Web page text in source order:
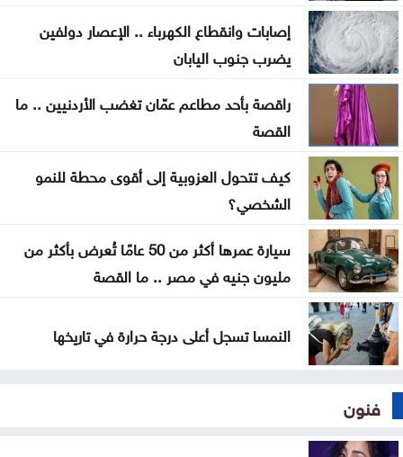
فلسطينيين
سوريا .. إحباط محاولة تهريب أسلحة وذخائر إلى لبنان
سيدات الجزائر يحققن إنجازا تاريخيا ببلوغ نصف نهائي
أمم إفريقيا
إصابات وانقطاع الكهرباء .. الإعصار دولفين
يضرب جنوب اليابان
راقصة بأحد مطاعم عمّان تغضب الأردنيين .. ما
القصة
كيف تتحول العزوبية إلى أقوى محطة للنمو
الشخصي؟
سيارة عمرها أكثر من 50 عامًا تُعرض بأكثر من
مليون جنيه في مصر .. ما القصة
النمسا تسجل أعلى درجة حرارة في تاريخها
فنون